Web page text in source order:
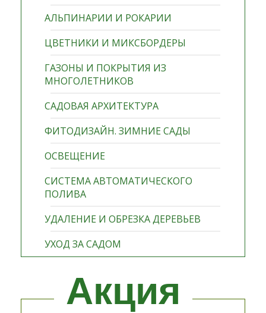
АЛЬПИНАРИИ И РОКАРИИ
ЦВЕТНИКИ И МИКСБОРДЕРЫ
ГАЗОНЫ И ПОКРЫТИЯ ИЗ
МНОГОЛЕТНИКОВ
САДОВАЯ АРХИТЕКТУРА
ФИТОДИЗАЙН. ЗИМНИЕ САДЫ
ОСВЕЩЕНИЕ
СИСТЕМА АВТОМАТИЧЕСКОГО
ПОЛИВА
УДАЛЕНИЕ И ОБРЕЗКА ДЕРЕВЬЕВ
УХОД ЗА САДОМ
Акция